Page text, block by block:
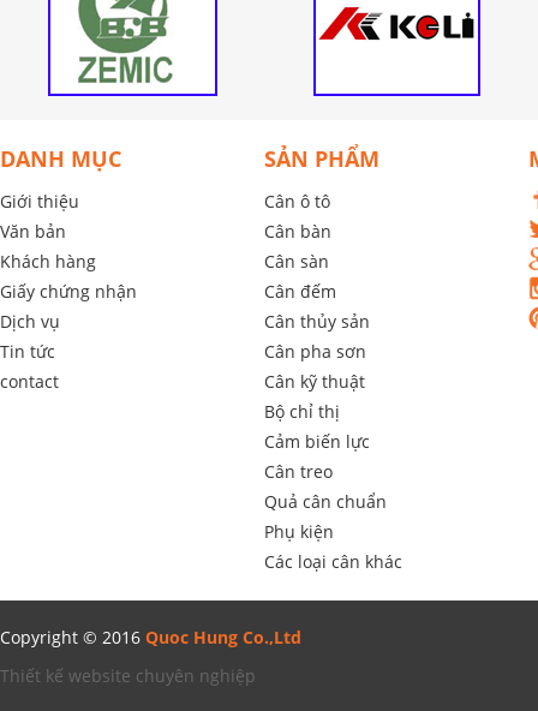
DANH MỤC
Giới thiệu
Văn bản
Khách hàng
Giấy chứng nhận
Dịch vụ
Tin tức
contact
SẢN PHẨM
Cân ô tô
Cân bàn
Cân sàn
Cân đếm
Cân thủy sản
Cân pha sơn
Cân kỹ thuật
Bộ chỉ thị
Cảm biến lực
Cân treo
Quả cân chuẩn
Phụ kiện
Các loại cân khác
Copyright © 2016 Quoc Hung Co.,Ltd
Thiết kế website chuyên nghiệp